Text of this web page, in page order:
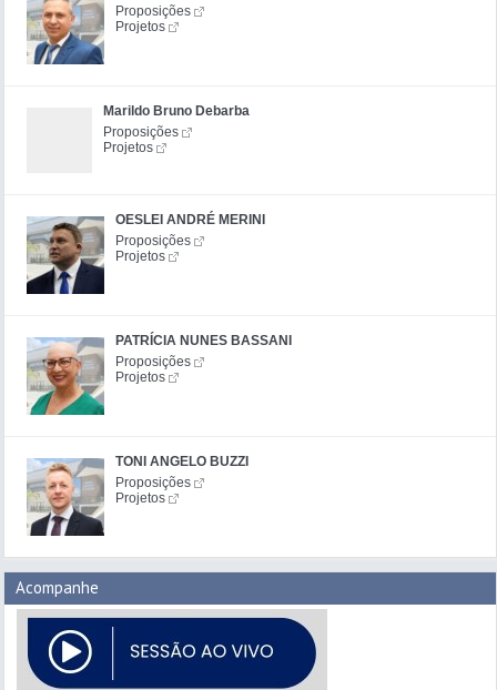
Proposições
Projetos
Marildo Bruno Debarba
Proposições
Projetos
OESLEI ANDRÉ MERINI
Proposições
Projetos
PATRÍCIA NUNES BASSANI
Proposições
Projetos
TONI ANGELO BUZZI
Proposições
Projetos
Acompanhe